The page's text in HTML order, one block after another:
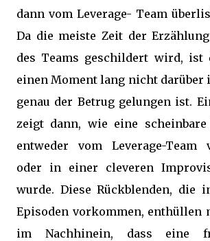
dann vom Leverage- Team
Da die meiste Zeit der
des Teams geschildert wird, ist
einen Moment lang nicht
genau der Betrug gelungen ist.
zeigt dann, wie eine
entweder vom Leverage-Team
oder in einer cleveren
wurde. Diese Rückblenden, die
Episoden vorkommen, enthüllen
im Nachhinein, dass eine